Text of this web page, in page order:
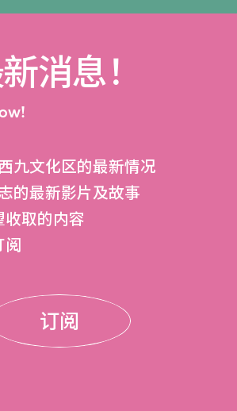
消息！
九文化区的最新情况
的最新影片及故事
收取的内容
阅
订阅